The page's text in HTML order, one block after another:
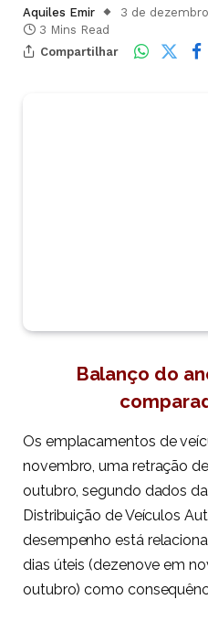
Aquiles Emir 3 de
3 Mins Read
Compartilhar
Balanço do
Os emplacamentos de
novembro, uma retração
outubro, segundo dados
Distribuição de Veículos
desempenho está
dias úteis (dezenove em
outubro) como